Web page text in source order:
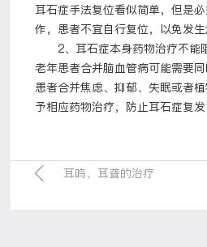
耳石症手法复位看似简单，但是
作，患者不宜自行复位，以免发生
2、耳石症本身药物治疗不能
老年患者合并脑血管病可能需要
患者合并焦虑、抑郁、失眠或者
予相应药物治疗，防止耳石症复发
耳鸣、耳聋的治疗